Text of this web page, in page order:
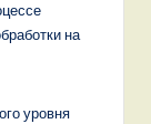
на
уровня